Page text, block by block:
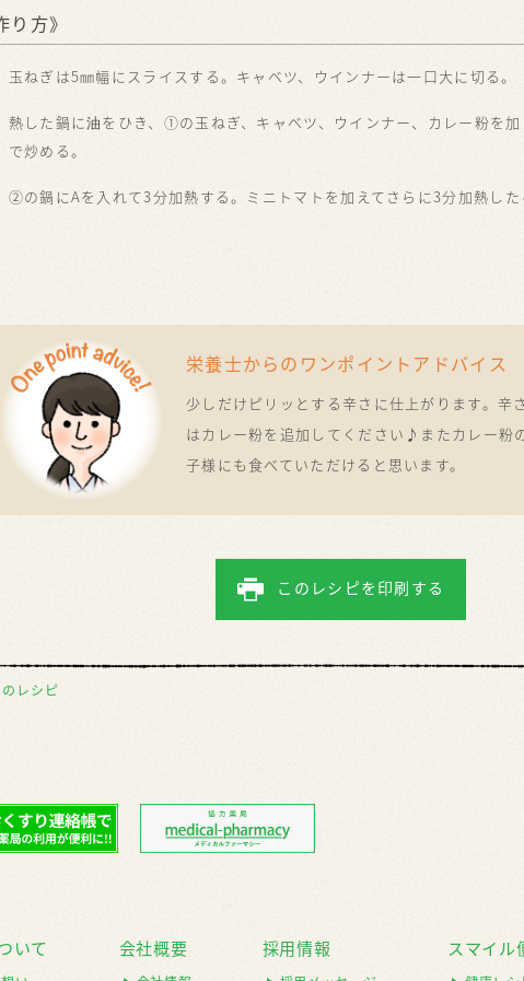
り方》
玉ねぎは5㎜幅にスライスする。キャベツ、ウインナーは一口大に切る。
熱した鍋に油をひき、①の玉ねぎ、キャベツ、ウインナー、カレー粉を
で炒める。
②の鍋にAを入れて3分加熱する。ミニトマトを加えてさらに3分加熱した
栄養士からのワンポイントアドバイス
少しだけピリッとする辛さに仕上がります。辛
はカレー粉を追加してください♪またカレー粉
子様にも食べていただけると思います。
このレシピを印刷する
レシピ
いて 会社概要 採用情報 スマイル